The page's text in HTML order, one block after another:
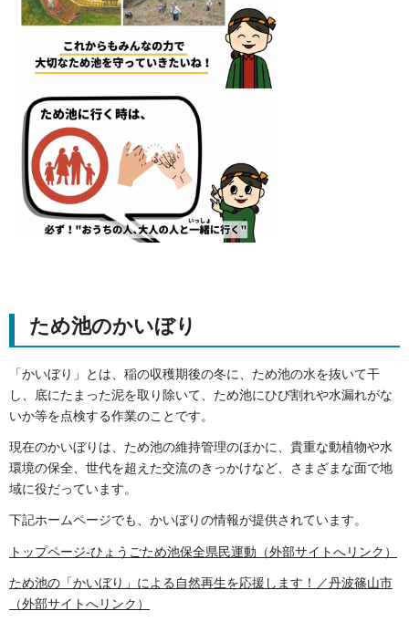
ため池のかいぼり
「かいぼり」とは、稲の収穫期後の冬に、ため池の水を抜いて干
し、底にたまった泥を取り除いて、ため池にひび割れや水漏れがな
いか等を点検する作業のことです。
現在のかいぼりは、ため池の維持管理のほかに、貴重な動植物や水
環境の保全、世代を超えた交流のきっかけなど、さまざまな面で地
域に役だっています。
下記ホームページでも、かいぼりの情報が提供されています。
トップページ-ひょうごため池保全県民運動（外部サイトへリンク）
ため池の「かいぼり」による自然再生を応援します！／丹波篠山市
（外部サイトへリンク）